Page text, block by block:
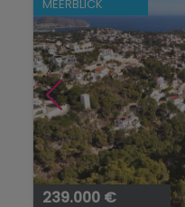
MEERBLICK
239.000 €